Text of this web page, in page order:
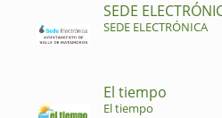
SEDE
SEDE ELECTRÓNICA
El tiempo
El tiempo